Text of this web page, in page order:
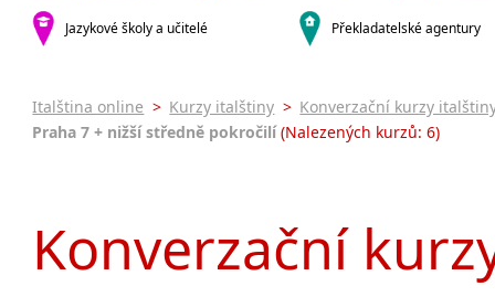
malá města podle abecedy
Jazykové školy a učitelé Překladatelské agentury
Italština online > Kurzy italštiny > Konverzační kurzy
Praha 7 + nižší středně pokročilí(Nalezených kurzů: 6)
Konverzační